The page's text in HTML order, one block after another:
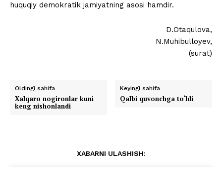
huquqiy demokratik jamiyatning asosi hamdir.
D.Otaqulova,
N.Muhibulloyev,
(surat)
Oldingi sahifa
Xalqaro nogironlar kuni
keng nishonlandi
Keyingi sahifa
Qalbi quvonchga to‘ldi
XABARNI ULASHISH: